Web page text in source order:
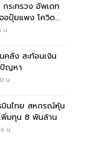
ระทรวง อัพเดท
อปุ๋ยแพง โควิด
น.
ลัง สะท้อนเงิน
ปัญหา
น.
นไทย สหกรณ์หุ้น
พิ่มทุน 8 พันล้าน
น.